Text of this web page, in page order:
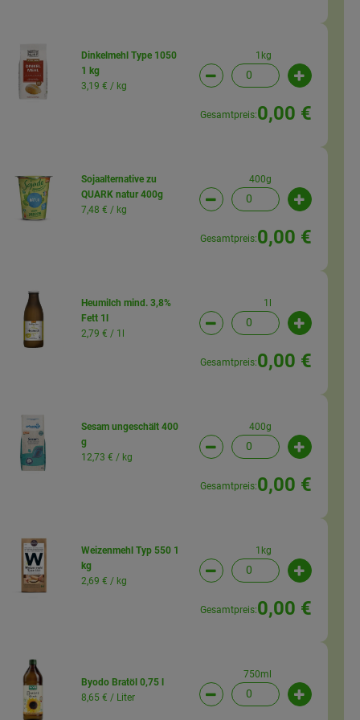
ändern
Dinkelmehl Type 1050
1 kg
3,19 € / kg
1kg
Artikelanzahl verringern
Gesamtpreis:0,00 €
ändern
Sojaalternative zu
QUARK natur 400g
7,48 € / kg
400g
Artikelanzahl verringern
Gesamtpreis:0,00 €
ändern
Heumilch mind. 3,8%
Fett 1l
2,79 € / 1l
1l
Artikelanzahl verringern
Gesamtpreis:0,00 €
ändern
Sesam ungeschält 400
g
12,73 € / kg
400g
Artikelanzahl verringern
Gesamtpreis:0,00 €
ändern
Weizenmehl Typ 550 1
kg
2,69 € / kg
1kg
Artikelanzahl verringern
Gesamtpreis:0,00 €
ändern
Byodo Bratöl 0,75 l
8,65 € / Liter
750ml
Artikelanzahl verringern